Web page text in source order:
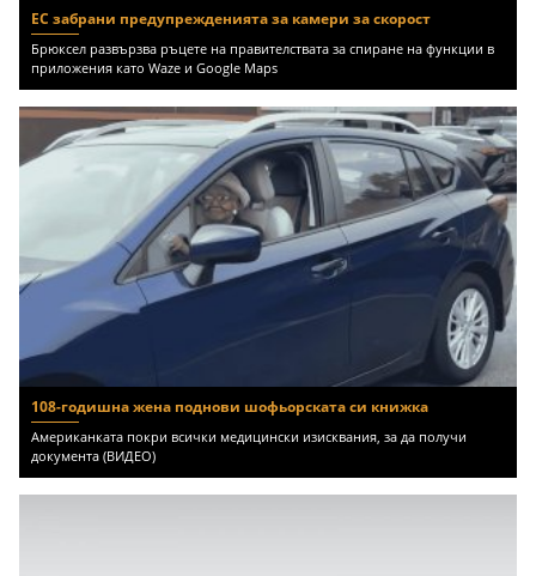
ЕС забрани предупрежденията за камери за скорост
Брюксел развързва ръцете на правителствата за спиране на функции в
приложения като Waze и Google Maps
108-годишна жена поднови шофьорската си книжка
Американката покри всички медицински изисквания, за да получи
документа (ВИДЕО)